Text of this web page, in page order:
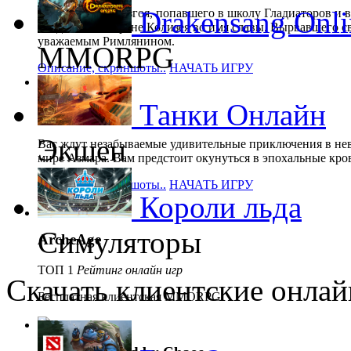
Путь римского изгоя, попавшего в школу Гладиаторов и
поединках на арене Колизея во имя славы. Вырвавшего
уважаемым Римлянином.
Описание, скриншоты.. НАЧАТЬ ИГРУ
Karos
Вас ждут незабываемые удивительные приключения в
мире Азмара. Вам предстоит окунуться в эпохальные
Описание, скриншоты.. НАЧАТЬ ИГРУ
ArcheAge
ТОП 1 Рейтинг онлайн игр
Бесплатная клиентская MMORPG
Drakensang
MMORPG
Танки Онлайн
Экшен
Короли льда
Симуляторы
Скачать клиентские